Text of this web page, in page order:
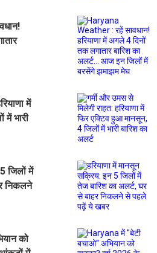
में
में भारी
जिलों में
निकलने
को